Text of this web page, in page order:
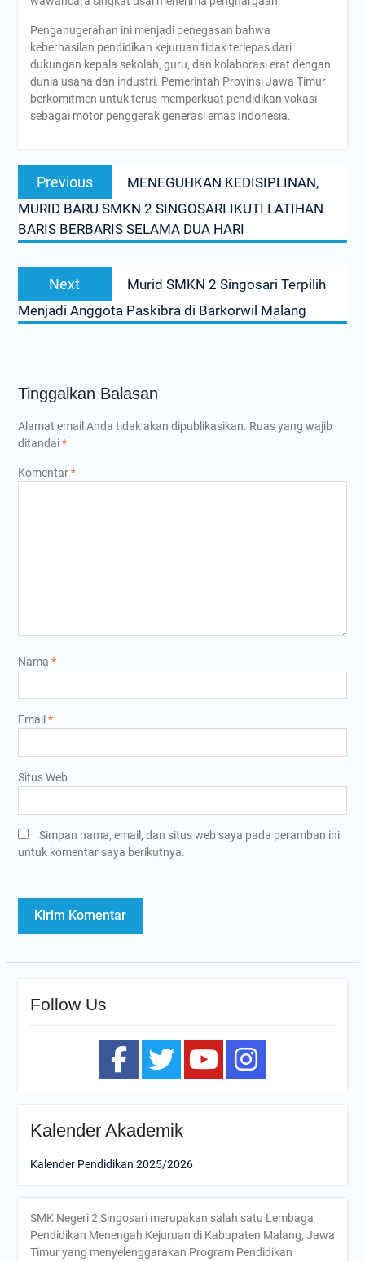
Penganugerahan ini menjadi penegasan bahwa
keberhasilan pendidikan kejuruan tidak terlepas dari
dukungan kepala sekolah, guru, dan kolaborasi erat dengan
dunia usaha dan industri. Pemerintah Provinsi Jawa Timur
berkomitmen untuk terus memperkuat pendidikan vokasi
sebagai motor penggerak generasi emas Indonesia.
Navigasi
posPrevious
post:
MENEGUHKAN KEDISIPLINAN,
MURID BARU SMKN 2 SINGOSARI IKUTI LATIHAN
BARIS BERBARIS SELAMA DUA HARI
Next
post:
Murid SMKN 2 Singosari Terpilih
Menjadi Anggota Paskibra di Barkorwil Malang
Tinggalkan Balasan
Alamat email Anda tidak akan dipublikasikan. Ruas yang wajib
ditandai*
Komentar*
Nama *
Email *
Situs Web
Simpan nama, email, dan situs web saya pada peramban ini
untuk komentar saya berikutnya.
Follow Us
Kalender Akademik
Kalender Pendidikan 2025/2026
SMK Negeri 2 Singosari merupakan salah satu Lembaga
Pendidikan Menengah Kejuruan di Kabupaten Malang, Jawa
Timur yang menyelenggarakan Program Pendidikan